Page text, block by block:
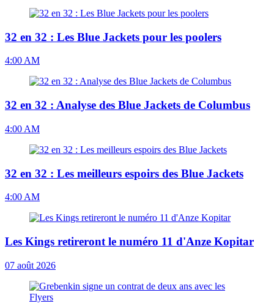
32 en 32 : Les Blue Jackets pour les poolers
4:00 AM
32 en 32 : Analyse des Blue Jackets de Columbus
4:00 AM
32 en 32 : Les meilleurs espoirs des Blue Jackets
4:00 AM
Les Kings retireront le numéro 11 d'Anze Kopitar
07 août 2026